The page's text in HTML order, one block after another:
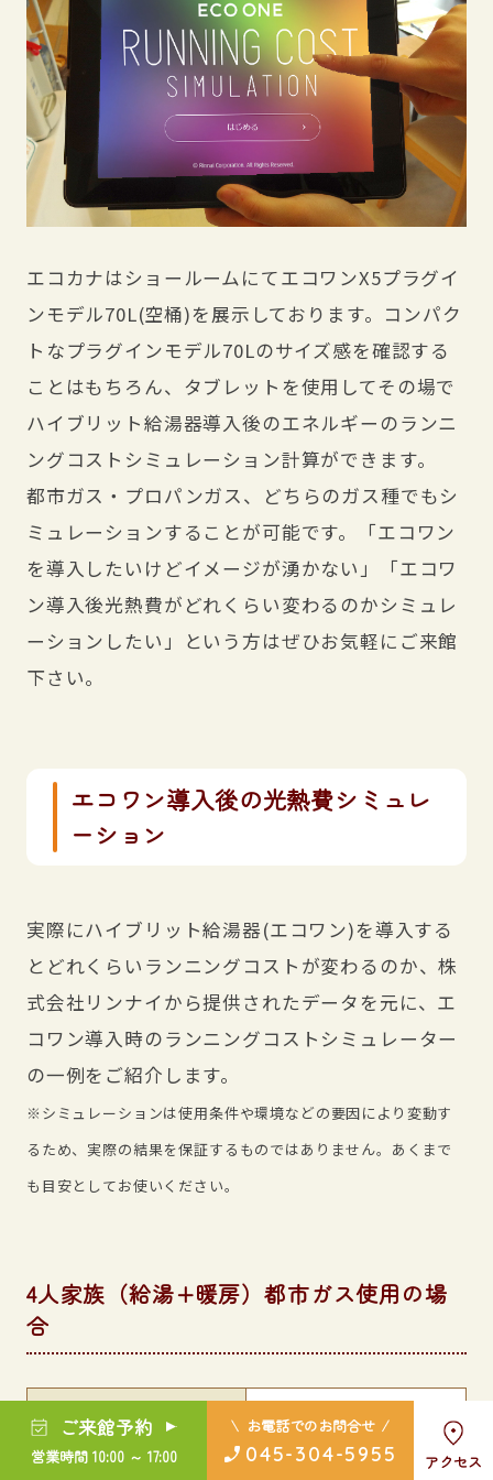
エコカナはショールームにてエコワンX5プラグイ
ンモデル70L(空桶)を展示しております。コンパク
トなプラグインモデル70Lのサイズ感を確認する
ことはもちろん、タブレットを使用してその場で
ハイブリット給湯器導入後のエネルギーのランニ
ングコストシミュレーション計算ができます。
都市ガス・プロパンガス、どちらのガス種でもシ
ミュレーションすることが可能です。「エコワン
を導入したいけどイメージが湧かない」「エコワ
ン導入後光熱費がどれくらい変わるのかシミュレ
ーションしたい」という方はぜひお気軽にご来館
下さい。
エコワン導入後の光熱費シミュレ
ーション
実際にハイブリット給湯器(エコワン)を導入する
とどれくらいランニングコストが変わるのか、株
式会社リンナイから提供されたデータを元に、エ
コワン導入時のランニングコストシミュレーター
の一例をご紹介します。
※シミュレーションは使用条件や環境などの要因により変動す
るため、実際の結果を保証するものではありません。あくまで
も目安としてお使いください。
4人家族（給湯+暖房）都市ガス使用の場
合
新築か買い替え ・買い替え
ご来館予約
営業時間 10:00 ～ 17:00
お電話でのお問合せ
045-304-5955 アクセス